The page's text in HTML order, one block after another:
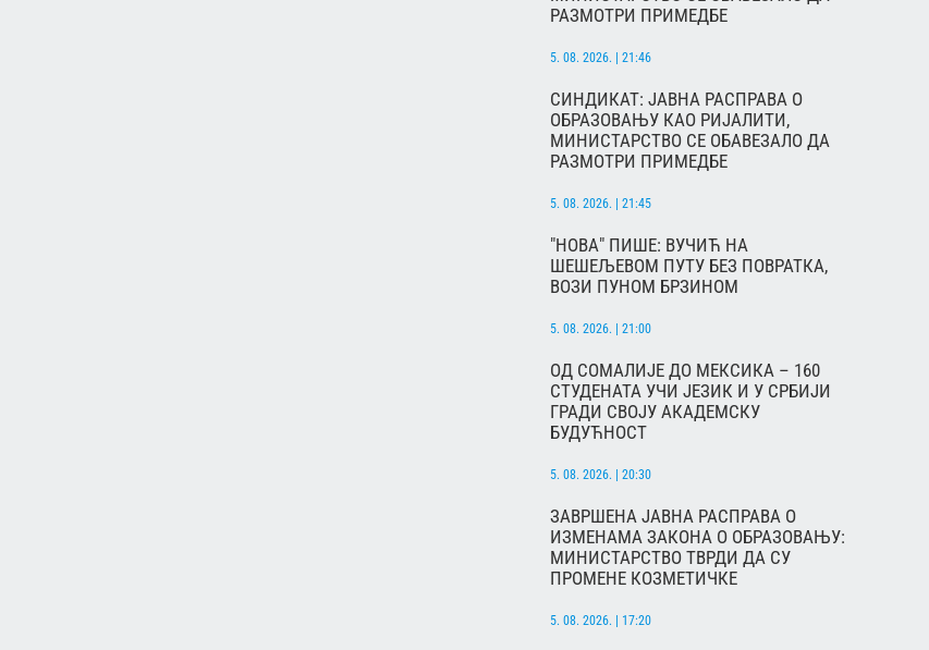
РАЗМОТРИ ПРИМЕДБЕ
5. 08. 2026. | 21:46
СИНДИКАТ: ЈАВНА РАСПРАВА О
ОБРАЗОВАЊУ КАО РИЈАЛИТИ,
МИНИСТАРСТВО СЕ ОБАВЕЗАЛО ДА
РАЗМОТРИ ПРИМЕДБЕ
5. 08. 2026. | 21:45
"НОВА" ПИШЕ: ВУЧИЋ НА
ШЕШЕЉЕВОМ ПУТУ БЕЗ ПОВРАТКА,
ВОЗИ ПУНОМ БРЗИНОМ
5. 08. 2026. | 21:00
ОД СОМАЛИЈЕ ДО МЕКСИКА – 160
СТУДЕНАТА УЧИ ЈЕЗИК И У СРБИЈИ
ГРАДИ СВОЈУ АКАДЕМСКУ
БУДУЋНОСТ
5. 08. 2026. | 20:30
ЗАВРШЕНА ЈАВНА РАСПРАВА О
ИЗМЕНАМА ЗАКОНА О ОБРАЗОВАЊУ:
МИНИСТАРСТВО ТВРДИ ДА СУ
ПРОМЕНЕ КОЗМЕТИЧКЕ
5. 08. 2026. | 17:20